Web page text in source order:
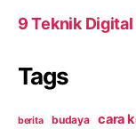
9 Teknik
Tags
berita budaya cara